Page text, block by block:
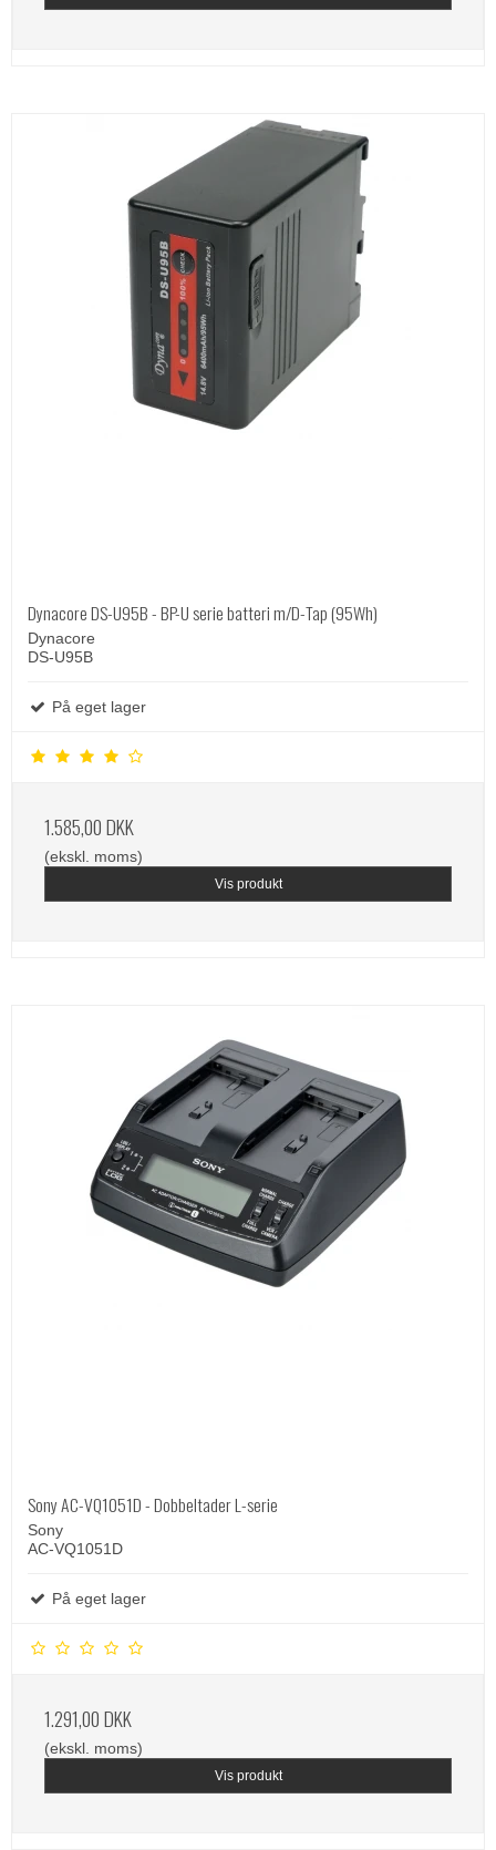
Dynacore DS-U95B - BP-U serie batteri m/D-Tap (95Wh)
Dynacore
DS-U95B
På eget lager
1.585,00 DKK
(ekskl. moms)
Vis produkt
Sony AC-VQ1051D - Dobbeltader L-serie
Sony
AC-VQ1051D
På eget lager
1.291,00 DKK
(ekskl. moms)
Vis produkt